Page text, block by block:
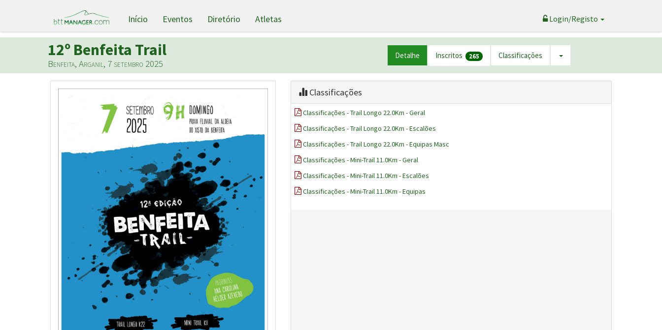
Início Eventos Diretório Atletas Login/Registo
12º Benfeita Trail
Benfeita, Arganil, 7 setembro 2025
Detalhe Inscritos 265 Classificações
Classificações
Classificações - Trail Longo 22.0Km - Geral
Classificações - Trail Longo 22.0Km - Escalões
Classificações - Trail Longo 22.0Km - Equipas Masc
Classificações - Mini-Trail 11.0Km - Geral
Classificações - Mini-Trail 11.0Km - Escalões
Classificações - Mini-Trail 11.0Km - Equipas